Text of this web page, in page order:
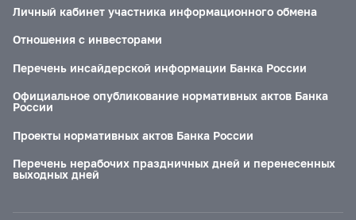
Личный кабинет участника информационного обмена
Отношения с инвесторами
Перечень инсайдерской информации Банка России
Официальное опубликование нормативных актов Банка
России
Проекты нормативных актов Банка России
Перечень нерабочих праздничных дней и перенесенных
выходных дней